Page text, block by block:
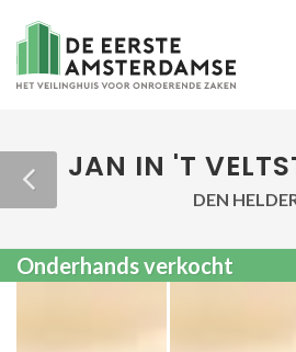
JAN IN 'T
DEN
Onderhands verkocht